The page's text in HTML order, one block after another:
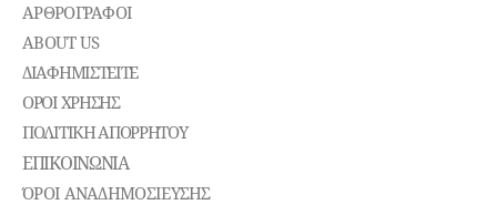
ΑΡΘΡΟΓΡΑΦΟΙ
ABOUT US
ΔΙΑΦΗΜΙΣΤΕΊΤΕ
ΌΡΟΙ ΧΡΉΣΗΣ
ΠΟΛΙΤΙΚΉ ΑΠΟΡΡΉΤΟΥ
ΕΠΙΚΟΙΝΩΝΊΑ
ΌΡΟΙ ΑΝΑΔΗΜΟΣΙΕΥΣΗΣ